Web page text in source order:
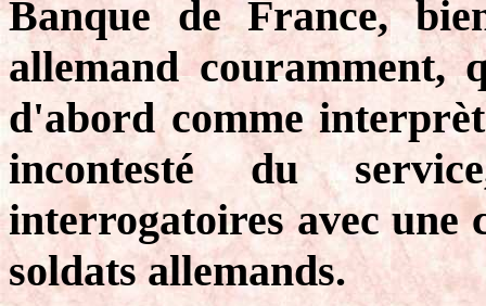
Banque de France,
allemand couramment,
d'abord comme
incontesté du
interrogatoires avec
soldats allemands.